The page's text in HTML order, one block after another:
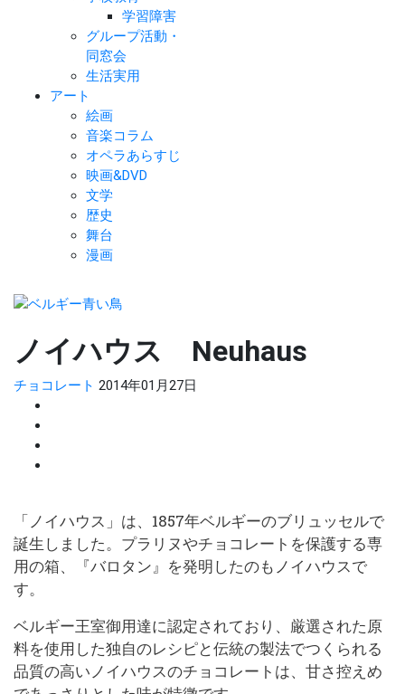
学習障害
グループ活動・
同窓会
生活実用
アート
絵画
音楽コラム
オペラあらすじ
映画&DVD
文学
歴史
舞台
漫画
ノイハウス Neuhaus
チョコレート 2014年01月27日
「ノイハウス」は、 1857年ベルギーのブリュッセルで
誕生しました。プラリヌやチョコレートを保護する専
用の箱、『バロタン』を発明したのもノイハウスで
す。
ベルギー王室御用達に認定されており、厳選された原
料を使用した独自のレシピと伝統の製法でつくられる
品質の高いノイハウスのチョコレートは、甘さ控えめ